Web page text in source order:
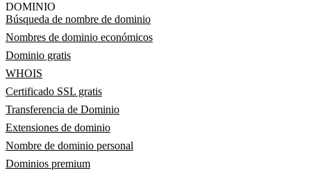
DOMINIO
Búsqueda de nombre de dominio
Nombres de dominio económicos
Dominio gratis
WHOIS
Certificado SSL gratis
Transferencia de Dominio
Extensiones de dominio
Nombre de dominio personal
Dominios premium